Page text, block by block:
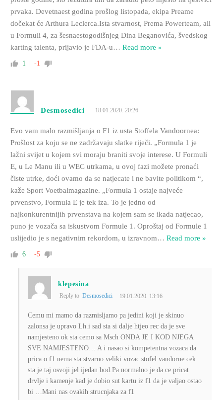
prvaka. Devetnaest godina prošlog listopada, ekipa Preame
dočekat će Arthura Leclerca.Ista stvarnost, Prema Powerteam, ali
u Formuli 4, za šesnaestogodišnjeg Dina Beganovića, švedskog
karting talenta, prijavio je FDA-u… Read more »
1 -1
Desmosedici 18.01.2020. 20:26
Evo vam malo razmišljanja o F1 iz usta Stoffela Vandoornea:
Prošlost za koju se ne zadržavaju slatke riječi. „Formula 1 je
lažni svijet u kojem svi moraju braniti svoje interese. U Formuli
E, u Le Manu ili u WEC utrkama, u ovoj fazi možete pronaći
čiste utrke, doći ovamo da se natjecate i ne bavite politikom “,
kaže Sport Voetbalmagazine. „Formula 1 ostaje najveće
prvenstvo, Formula E je tek iza. To je jedno od
najkonkurentnijih prvenstava na kojem sam se ikada natjecao,
puno je vozača sa iskustvom Formule 1. Oproštaj od Formule 1
uslijedio je s negativnim rekordom, u izravnom… Read more »
6 -5
klepesina
Reply to Desmosedici 19.01.2020. 13:16
Cemu mi mamo da razmisljamo pa jedini koji je skinuo
zalonsa je upravo Lh.i sad sta si dalje htjeo rec da je sve
namjesteno ok sta cemo sa Msch ONDA JE I KOD NJEGA
SVE NAMJESTENO… A i nasao si kompetentna vozaca da
prica o f1 nema sta stvarno veliki vozac stofel vandorne cek
sta je taj osvoji jel ijedan bod.Pa normalno je da ce pricat
drvlje i kamenje kad je dobio sut kartu iz f1 da je valjao ostao
bi …Mani nas ovakih strucnjaka za f1